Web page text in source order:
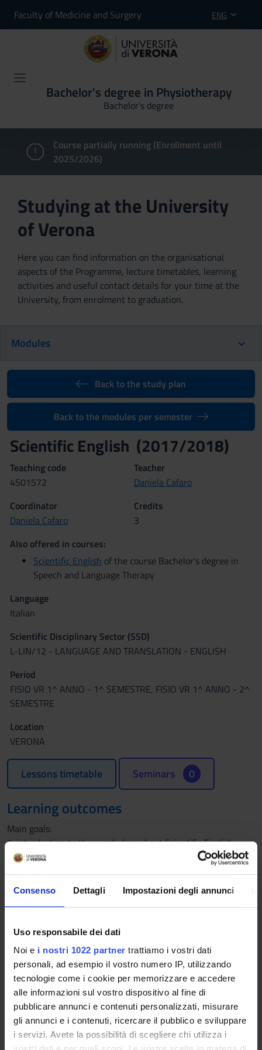
Consenso Dettagli Impostazioni degli annunci
Uso responsabile dei dati
Noi e i nostri 1022 partner trattiamo i vostri dati
personali, ad esempio il vostro numero IP, utilizzando
tecnologie come i cookie per memorizzare e accedere
alle informazioni sul vostro dispositivo al fine di
pubblicare annunci e contenuti personalizzati, misurare
gli annunci e i contenuti, ricercare il pubblico e sviluppare
i servizi. Avete la possibilità di scegliere chi utilizza i
Faculty of Medicine and Surgery ENG
Bachelor's degree in Physiotherapy
Bachelor's degree
Course partially running (Enrollment until
2025/2026)
Studying at the University
of Verona
Here you can find information on the organisational
aspects of the Programme, lecture timetables, learning
activities and useful contact details for your time at the
University, from enrolment to graduation.
Modules
Back to the study plan
Back to the modules per semester
Scientific English (2017/2018)
Teaching code
4S01572
Teacher
Daniela Cafaro
Coordinator
Daniela Cafaro
Credits
3
Also offered in courses:
Scientific English of the course Bachelor's degree in
Speech and Language Therapy
Language
Italian
Scientific Disciplinary Sector (SSD)
L-LIN/12 - LANGUAGE AND TRANSLATION - ENGLISH
Period
FISIO VR 1^ ANNO - 1^ SEMESTRE, FISIO VR 1^ ANNO - 2^
SEMESTRE
Location
VERONA
Lessons timetable Seminars 0
Learning outcomes
Main goals:
1. introduction to the vocabulary about Scientific English;
2. development of the four main skills: Speaking, listening,
reading, writing) focusing especially on the reading ability;
3. consolidation of the English grammar and vocabulary;
4. strengthening the ability of translation from English into
The level of the Scientific English Course is: intermediate-
advanced
Prior to follow the course students are requested to have at
least a B1 level
Program
Lexis:
1. The physiotherapist: the profession, the physiotherapist’s